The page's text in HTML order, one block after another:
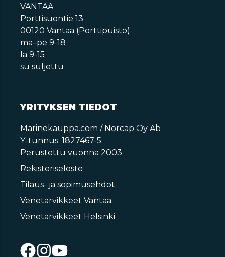
VANTAA
Porttisuontie 13
00120 Vantaa (Porttipuisto)
ma–pe 9-18
la 9-15
su suljettu
YRITYKSEN TIEDOT
Marinekauppa.com / Norcap Oy Ab
Y-tunnus: 1827467-5
Perustettu vuonna 2003
Rekisteriseloste
Tilaus- ja sopimusehdot
Venetarvikkeet Vantaa
Venetarvikkeet Helsinki